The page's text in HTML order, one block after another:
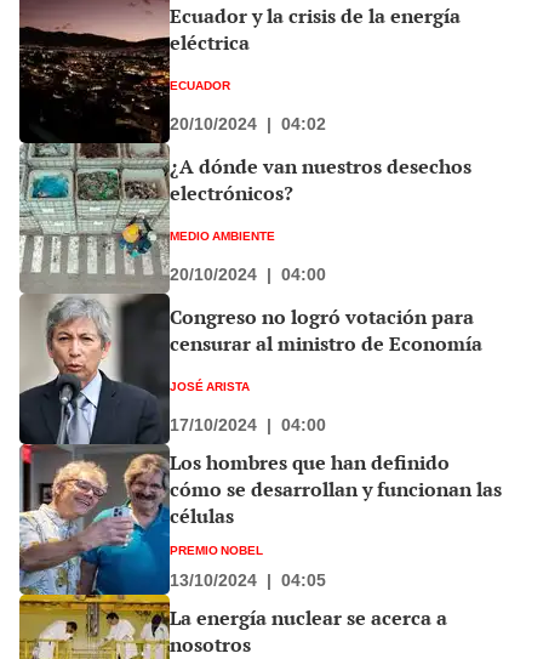
Ecuador y la crisis de la energía
eléctrica
ECUADOR
20/10/2024 | 04:02
¿A dónde van nuestros desechos
electrónicos?
MEDIO AMBIENTE
20/10/2024 | 04:00
Congreso no logró votación para
censurar al ministro de Economía
JOSÉ ARISTA
17/10/2024 | 04:00
Los hombres que han definido
cómo se desarrollan y funcionan las
células
PREMIO NOBEL
13/10/2024 | 04:05
La energía nuclear se acerca a
nosotros